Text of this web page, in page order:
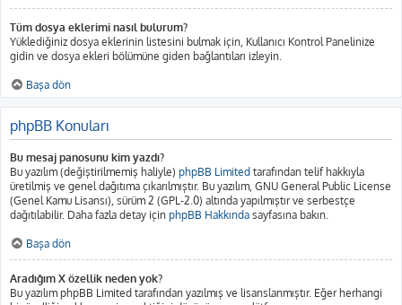
Tüm dosya eklerimi nasıl bulurum?
Yüklediğiniz dosya eklerinin listesini bulmak için, Kullanıcı Kontrol Panelinize
gidin ve dosya ekleri bölümüne giden bağlantıları izleyin.
Başa dön
phpBB Konuları
Bu mesaj panosunu kim yazdı?
Bu yazılım (değiştirilmemiş haliyle) phpBB Limited tarafından telif hakkıyla
üretilmiş ve genel dağıtıma çıkarılmıştır. Bu yazılım, GNU General Public License
(Genel Kamu Lisansı), sürüm 2 (GPL-2.0) altında yapılmıştır ve serbestçe
dağıtılabilir. Daha fazla detay için phpBB Hakkında sayfasına bakın.
Başa dön
Aradığım X özellik neden yok?
Bu yazılım phpBB Limited tarafından yazılmış ve lisanslanmıştır. Eğer herhangi